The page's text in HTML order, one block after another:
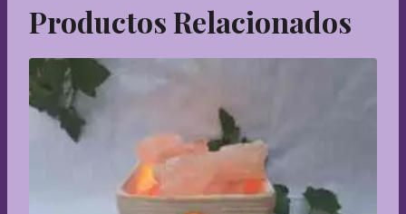
Productos Relacionados